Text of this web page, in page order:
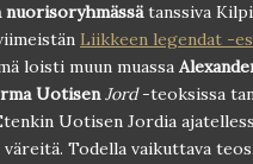
nuorisoryhmässätanssiva
Liikkeen legendat -
loisti muun muassa
Uotisen Jord-teoksissa
Uotisen Jordia
Todella vaikuttava